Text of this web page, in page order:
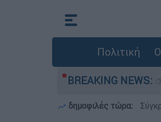
Πολιτική
BREAKING NEWS:
από πυροβολισμούς:
δημοφιλές τώρα: